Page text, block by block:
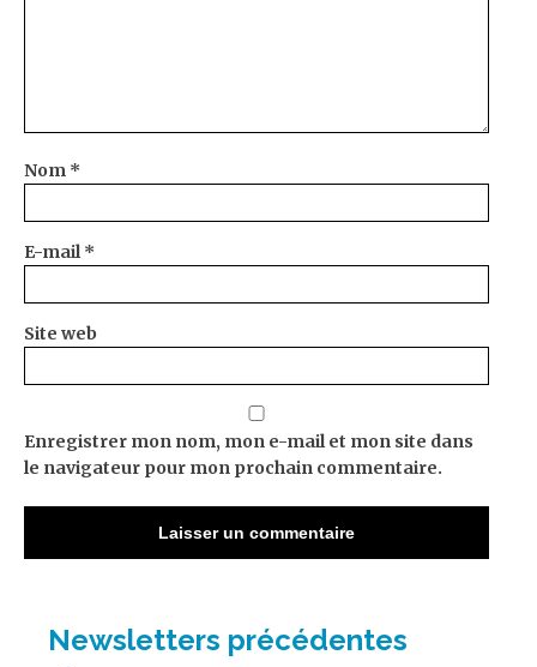
Nom *
E-mail*
Site web
Enregistrer mon nom, mon e-mail et mon site dans
le navigateur pour mon prochain commentaire.
Newsletters précédentes